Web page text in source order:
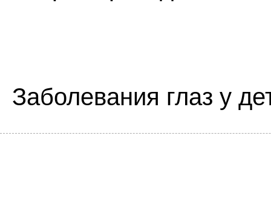
Заболевания глаз у